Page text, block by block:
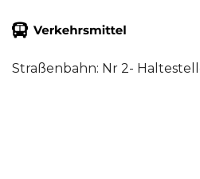
Straßenbahn: Nr 2-